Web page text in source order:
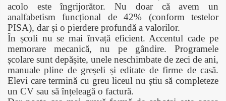
acolo este îngrijorător. Nu doar că avem un
analfabetism funcțional de 42% (conform testelor
PISA), dar și o pierdere profundă a valorilor.
În școli nu se mai învață eficient. Accentul cade pe
memorare mecanică, nu pe gândire. Programele
școlare sunt depășite, unele neschimbate de zeci de ani,
manuale pline de greșeli și editate de firme de casă.
Elevi care termină cu greu liceul nu știu să completeze
un CV sau să înțeleagă o factură.